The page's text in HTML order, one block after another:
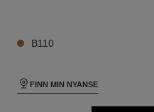
B110
FINN MIN NYANSE